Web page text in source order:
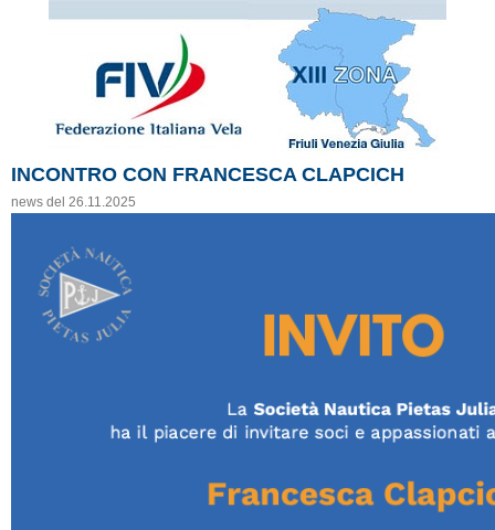
INCONTRO CON FRANCESCA CLAPCICH
news del 26.11.2025